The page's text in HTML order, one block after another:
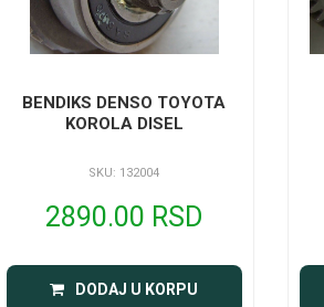
BENDIKS DENSO TOYOTA
KOROLA DISEL
SKU: 132004
2890.00 RSD
DODAJ U KORPU